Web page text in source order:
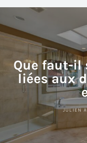
Que faut-il
liées aux
JULIEN